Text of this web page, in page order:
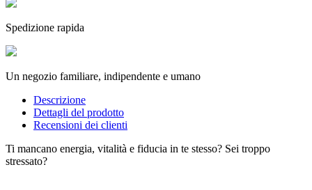
Spedizione rapida
Un negozio familiare, indipendente e umano
Descrizione
Dettagli del prodotto
Recensioni dei clienti
Ti mancano energia, vitalità e fiducia in te stesso? Sei troppo
stressato?